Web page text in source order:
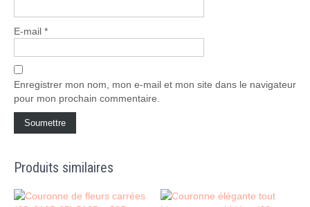
E-mail *
Enregistrer mon nom, mon e-mail et mon site dans le navigateur
pour mon prochain commentaire.
Produits similaires